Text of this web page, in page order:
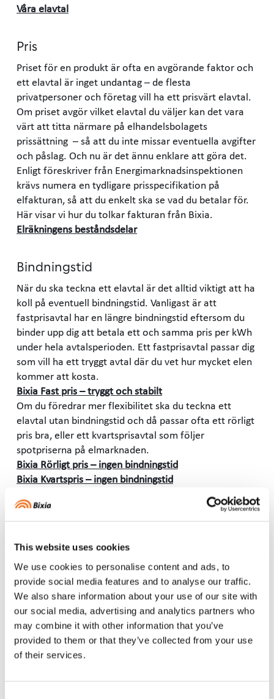
This website uses cookies
We use cookies to personalise content and ads, to
provide social media features and to analyse our traffic.
We also share information about your use of our site with
our social media, advertising and analytics partners who
may combine it with other information that you’ve
provided to them or that they’ve collected from your use
of their services.
Våra elavtal
Pris
Priset för en produkt är ofta en avgörande faktor och
ett elavtal är inget undantag – de flesta
privatpersoner och företag vill ha ett prisvärt elavtal.
Om priset avgör vilket elavtal du väljer kan det vara
värt att titta närmare på elhandelsbolagets
prissättning – så att du inte missar eventuella avgifter
och påslag. Och nu är det ännu enklare att göra det.
Enligt föreskriver från Energimarknadsinspektionen
krävs numera en tydligare prisspecifikation på
elfakturan, så att du enkelt ska se vad du betalar för.
Här visar vi hur du tolkar fakturan från Bixia.
Elräkningens beståndsdelar
Bindningstid
När du ska teckna ett elavtal är det alltid viktigt att ha
koll på eventuell bindningstid. Vanligast är att
fastprisavtal har en längre bindningstid eftersom du
binder upp dig att betala ett och samma pris per kWh
under hela avtalsperioden. Ett fastprisavtal passar dig
som vill ha ett tryggt avtal där du vet hur mycket elen
kommer att kosta.
Bixia Fast pris – tryggt och stabilt
Om du föredrar mer flexibilitet ska du teckna ett
elavtal utan bindningstid och då passar ofta ett rörligt
pris bra, eller ett kvartsprisavtal som följer
spotpriserna på elmarknaden.
Bixia Rörligt pris – ingen bindningstid
Bixia Kvartspris – ingen bindningstid
vilka villkor som gäller. Detsamma gäller för ett nytt
elavtal. Ett elavtal kan vara komplext, men att förstå
de olika villkoren kan hjälpa dig att göra rätt val och
undvika oväntade överraskningar. Det är alltid bra att
vara särskilt uppmärksam på kostnader,
avtalsperioder och bindningstider, för även här skiljer
det sig elbolag emellan.
Att behöva läsa mellan raderna är inte särskilt